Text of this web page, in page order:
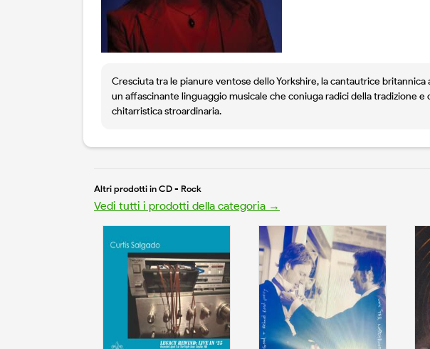
Cresciuta tra le pianure ventose dello Yorkshire, la cantautrice
un affascinante linguaggio musicale che coniuga radici della tradizione
chitarristica stroardinaria.
Altri prodotti in CD - Rock
Vedi tutti i prodotti della categoria →